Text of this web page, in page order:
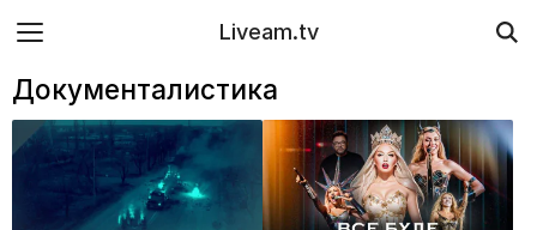
Liveam.tv
Документалистика